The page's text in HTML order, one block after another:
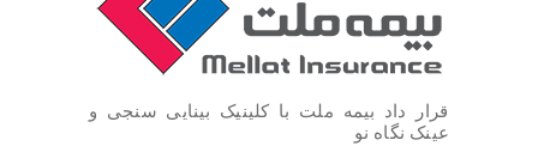
قرار داد بیمه ملت با کلینیک بینایی سنجی و
عینک نگاه نو